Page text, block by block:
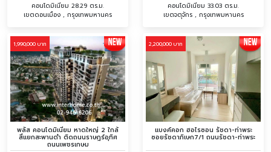
คอนโดมิเนียม 28.29 ตร.ม.
เขตดอนเมือง , กรุงเทพมหานคร
คอนโดมิเนียม 33.03 ตร.ม.
เขตจตุจักร , กรุงเทพมหานคร
1,990,000 บาท
พลัส คอนโดมิเนียม หาดใหญ่ 2 ใกล้
สี่แยกสะพานดำ ติดถนนราษฎร์อุทิศ
ถนนเพชรเกษม
2,200,000 บาท
แบงค์คอก ฮอไรซอน รัชดา-ท่าพระ
ซอยรัชดาภิเษก7/1 ถนนรัชดา-ท่าพระ